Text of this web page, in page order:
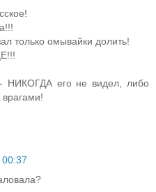
только омывайки долить!
- НИКОГДА его не видел, либо